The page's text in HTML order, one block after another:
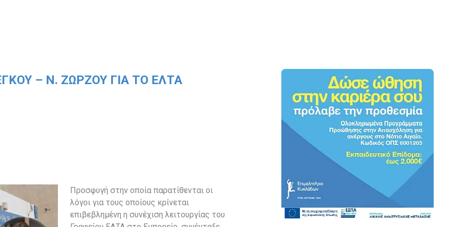
– Ν. ΖΏΡΖΟΥ ΓΙΑ ΤΟ ΕΛΤΑ
Προσφυγή στην οποία παρατίθενται οι
λόγοι για τους οποίους κρίνεται
επιβεβλημένη η συνέχιση λειτουργίας του